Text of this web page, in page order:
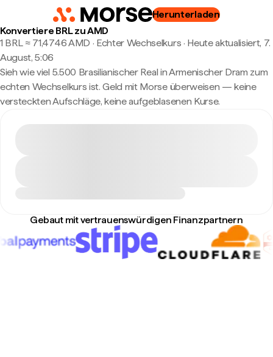
Herunterladen
Konvertiere BRL zu AMD
1 BRL ≈ 71,4746 AMD · Echter Wechselkurs · Heute aktualisiert, 7.
August, 5:06
Sieh wie viel 5.500 Brasilianischer Real in Armenischer Dram zum
echten Wechselkurs ist. Geld mit Morse überweisen — keine
versteckten Aufschläge, keine aufgeblasenen Kurse.
Gebaut mit vertrauenswürdigen Finanzpartnern